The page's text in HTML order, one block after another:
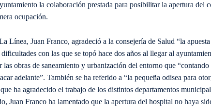
la colaboración prestada para posibilitar la apertura del
ocupación.
Línea, Juan Franco, agradeció a la consejería de Salud “la
con las que se topó hace dos años al llegar al
las obras de saneamiento y urbanización del entorno que
adelante”. También se ha referido a “la pequeña odisea para
ha agradecido el trabajo de los distintos departamentos
Juan Franco ha lamentado que la apertura del hospital no haya